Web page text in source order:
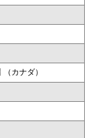
カナダ）